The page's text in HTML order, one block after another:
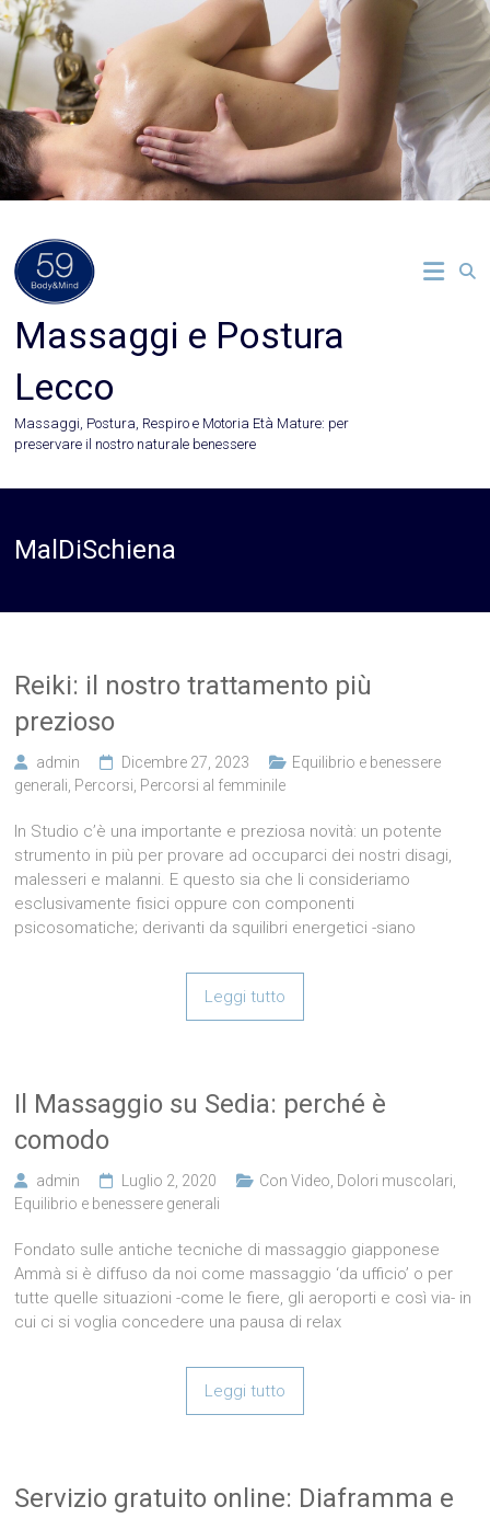
Vai
al
contenuto
Massaggi e Postura
Lecco
Massaggi, Postura, Respiro e Motoria Età Mature: per
preservare il nostro naturale benessere
MalDiSchiena
Reiki: il nostro trattamento più
prezioso
admin Dicembre 27, 2023
Equilibrio e benessere
generali, Percorsi, Percorsi al femminile
In Studio c’è una importante e preziosa novità: un potente
strumento in più per provare ad occuparci dei nostri disagi,
malesseri e malanni. E questo sia che li consideriamo
esclusivamente fisici oppure con componenti
psicosomatiche; derivanti da squilibri energetici -siano
Leggi tutto
Il Massaggio su Sedia: perché è
comodo
admin Luglio 2, 2020 Con Video, Dolori muscolari,
Equilibrio e benessere generali
Fondato sulle antiche tecniche di massaggio giapponese
Ammà si è diffuso da noi come massaggio ‘da ufficio’ o per
tutte quelle situazioni -come le fiere, gli aeroporti e così via- in
cui ci si voglia concedere una pausa di relax
Leggi tutto
Servizio gratuito online: Diaframma e